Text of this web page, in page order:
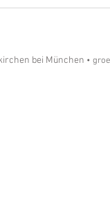
bei München •